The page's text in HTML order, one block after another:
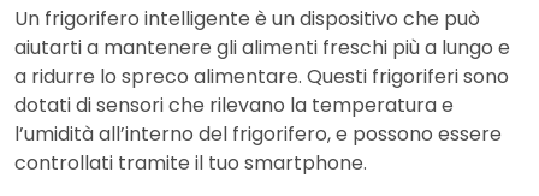
Un frigorifero intelligente è un dispositivo che può
aiutarti a mantenere gli alimenti freschi più a lungo e
a ridurre lo spreco alimentare. Questi frigoriferi sono
dotati di sensori che rilevano la temperatura e
l’umidità all’interno del frigorifero, e possono essere
controllati tramite il tuo smartphone.